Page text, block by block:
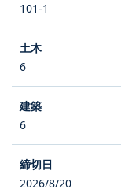
101-1
6
6
2026/8/20